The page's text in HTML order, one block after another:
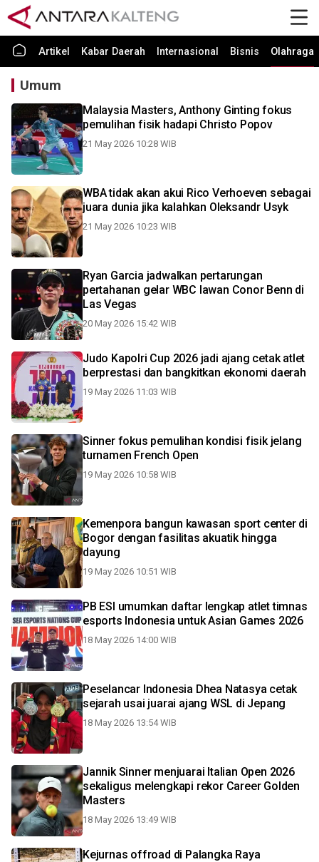
Artikel Kabar Daerah Internasional Bisnis Olahraga
Umum
Malaysia Masters, Anthony Ginting fokus
pemulihan fisik hadapi Christo Popov
21 May 2026 10:28 WIB
WBA tidak akan akui Rico Verhoeven sebagai
juara dunia jika kalahkan Oleksandr Usyk
21 May 2026 10:23 WIB
Ryan Garcia jadwalkan pertarungan
pertahanan gelar WBC lawan Conor Benn di
Las Vegas
20 May 2026 15:42 WIB
Judo Kapolri Cup 2026 jadi ajang cetak atlet
berprestasi dan bangkitkan ekonomi daerah
19 May 2026 11:03 WIB
Sinner fokus pemulihan kondisi fisik jelang
turnamen French Open
19 May 2026 10:58 WIB
Kemenpora bangun kawasan sport center di
Bogor dengan fasilitas akuatik hingga
dayung
19 May 2026 10:51 WIB
PB ESI umumkan daftar lengkap atlet timnas
esports Indonesia untuk Asian Games 2026
18 May 2026 14:00 WIB
Peselancar Indonesia Dhea Natasya cetak
sejarah usai juarai ajang WSL di Jepang
18 May 2026 13:54 WIB
Jannik Sinner menjuarai Italian Open 2026
sekaligus melengkapi rekor Career Golden
Masters
18 May 2026 13:49 WIB
Kejurnas offroad di Palangka Raya